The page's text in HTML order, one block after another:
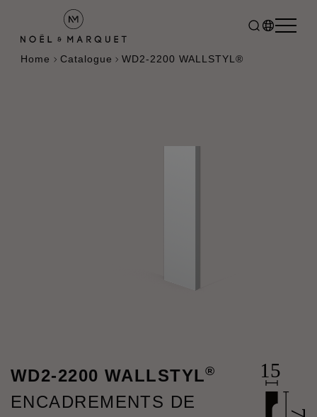
Home Catalogue WD2-2200 WALLSTYL®
WD2-2200 WALLSTYL®
ENCADREMENTS DE